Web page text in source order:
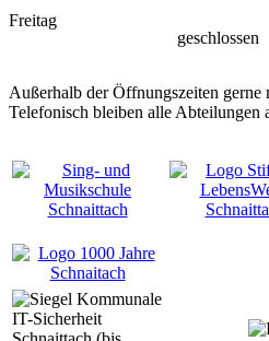
Freitag
geschlossen
Außerhalb der Öffnungszeiten gerne
Telefonisch bleiben alle Abteilungen